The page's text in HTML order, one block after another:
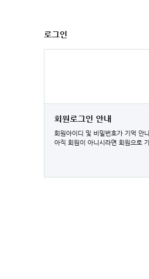
로그인
회원로그인 안내
회원아이디 및 비밀번호가 기억 안
아직 회원이 아니시라면 회원으로